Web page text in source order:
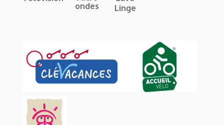
ondes
Linge